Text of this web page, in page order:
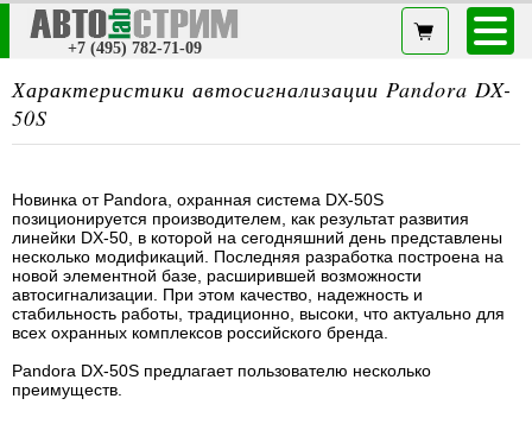
+7 (495) 782-71-09
Характеристики автосигнализации Pandora DX-
50S
Новинка от Pandora, охранная система DX-50S
позиционируется производителем, как результат развития
линейки DX-50, в которой на сегодняшний день представлены
несколько модификаций. Последняя разработка построена на
новой элементной базе, расширившей возможности
автосигнализации. При этом качество, надежность и
стабильность работы, традиционно, высоки, что актуально для
всех охранных комплексов российского бренда.
Pandora DX-50S предлагает пользователю несколько
преимуществ.